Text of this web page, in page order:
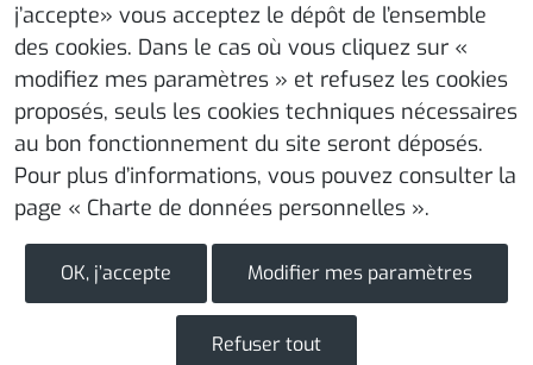
Maintenance
Nettoyage
Télémaintenance
Dernières actualités
Protecsan est une société spécialisée dans
l'aménagement public.
CITYGIE ©2026 - Site Créé par GDAAgence web à
Lyon
j’accepte» vous acceptez le dépôt de l’ensemble
des cookies. Dans le cas où vous cliquez sur «
modifiez mes paramètres » et refusez les cookies
proposés, seuls les cookies techniques nécessaires
au bon fonctionnement du site seront déposés.
Pour plus d’informations, vous pouvez consulter la
page « Charte de données personnelles ».
OK, j’accepte Modifier mes paramètres
Refuser tout